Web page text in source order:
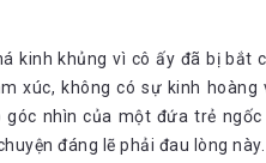
kinh khủng vì cô ấy đã bị
xúc, không có sự kinh
góc nhìn của một đứa trẻ
đáng lẽ phải đau lòng này.